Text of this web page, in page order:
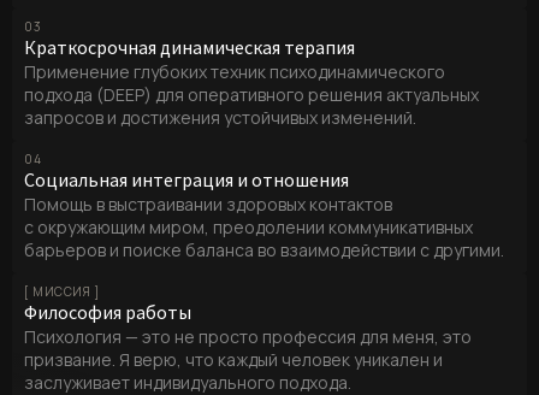
03
Краткосрочная динамическая терапия
Применение глубоких техник психодинамического
подхода (DEEP) для оперативного решения актуальных
запросов и достижения устойчивых изменений.
04
Социальная интеграция и отношения
Помощь в выстраивании здоровых контактов
с окружающим миром, преодолении коммуникативных
барьеров и поиске баланса во взаимодействии с другими.
[ МИССИЯ ]
Философия работы
Психология — это не просто профессия для меня, это
призвание. Я верю, что каждый человек уникален и
заслуживает индивидуального подхода.